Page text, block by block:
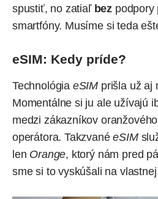
spustiť, no zatiaľ bez podpory
smartfóny. Musíme si teda
eSIM: Kedy príde?
Technológia eSIM prišlauž aj
Momentálne si ju ale užívajú
medzi zákazníkov
operátora. TakzvanéeSIM
len Orange, ktorý nám pred
sme si tovyskúšali na